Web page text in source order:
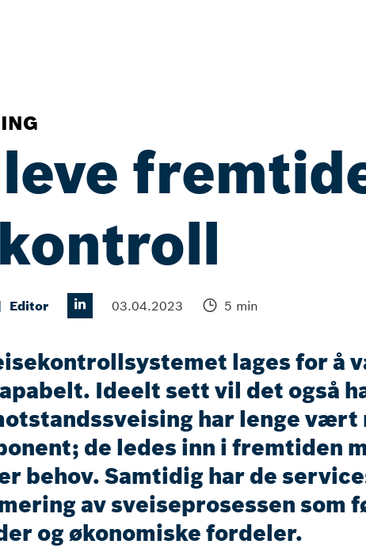
Editor 03.04.2023 5 min
lages for
Ideelt sett vil det også
har lenge vært
de ledes inn i fremtiden
behov. Samtidig har de
av sveiseprosessen
og økonomiske fordeler.